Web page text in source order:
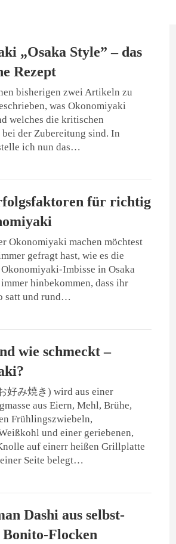
„Osaka Style” – das
Rezept
bisherigen zwei Artikeln zu
was Okonomiyaki
welches die kritischen
der Zubereitung sind. In
ich nun das…
für richtig
Okonomiyaki machen möchtest
gefragt hast, wie es die
Imbisse in Osaka
hinbekommen, dass ihr
satt und rund…
wie schmeckt –
好み焼き) wird aus einer
aus Eiern, Mehl, Brühe,
Frühlingszwiebeln,
und einer geriebenen,
auf einerr heißen Grillplatte
Seite belegt…
Dashi aus selbst-
Bonito-Flocken